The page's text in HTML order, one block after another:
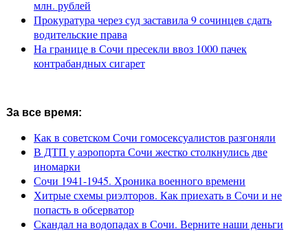
млн. рублей
Прокуратура через суд заставила 9 сочинцев сдать
водительские права
На границе в Сочи пресекли ввоз 1000 пачек
контрабандных сигарет
За все время:
Как в советском Сочи гомосексуалистов разгоняли
В ДТП у аэропорта Сочи жестко столкнулись две
иномарки
Сочи 1941-1945. Хроника военного времени
Хитрые схемы риэлторов. Как приехать в Сочи и не
попасть в обсерватор
Скандал на водопадах в Сочи. Верните наши деньги